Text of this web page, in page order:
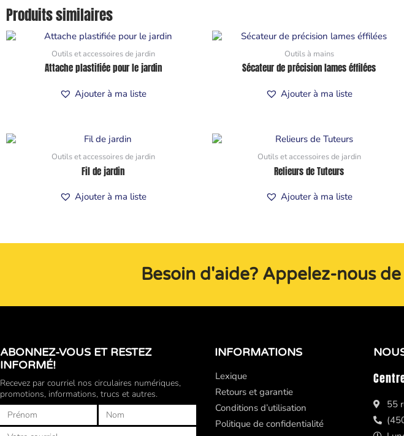
Produits similaires
Outils et accessoires de jardin
Attache plastifiée pour le jardin
Ajouter à ma liste
Outils à mains
Sécateur de précision lames éffilées
Ajouter à ma liste
Outils et accessoires de jardin
Fil de jardin
Ajouter à ma liste
Outils et accessoires de jardin
Relieurs de Tuteurs
Ajouter à ma liste
Besoin d'aide? Appelez-nous
ABONNEZ-VOUS ET RESTEZ
INFORMÉ!
Recevez par courriel nos circulaires numériques,
promotions, informations, trucs et autres.
Prénom Nom
Courriel
INFORMATIONS
Lexique
Retours et garantie
Conditions d’utilisation
Politique de confidentialité
55